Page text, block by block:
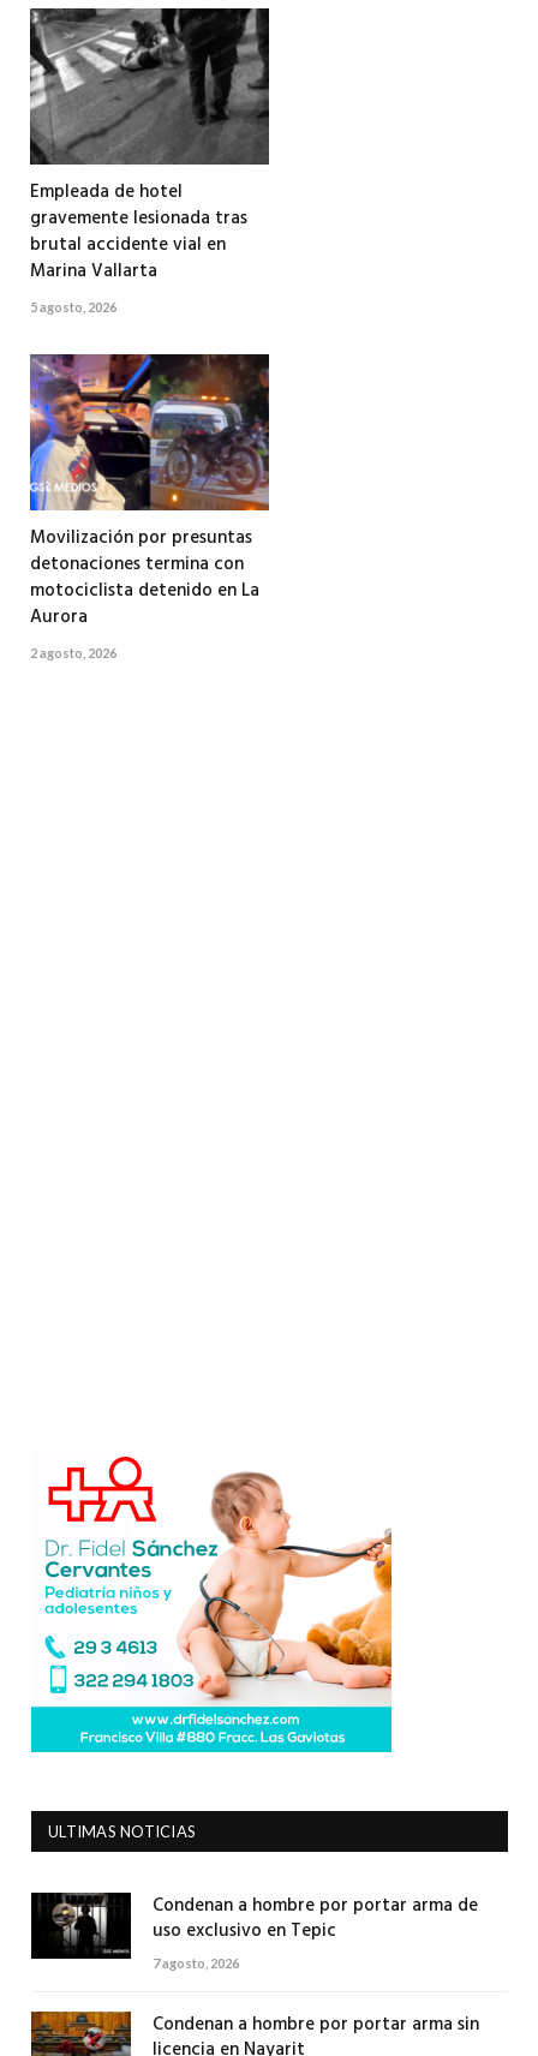
Empleada de hotel
gravemente lesionada tras
brutal accidente vial en
Marina Vallarta
5 agosto, 2026
Movilización por presuntas
detonaciones termina con
motociclista detenido en La
Aurora
2 agosto, 2026
ULTIMAS NOTICIAS
Condenan a hombre por portar arma de
uso exclusivo en Tepic
7 agosto, 2026
Condenan a hombre por portar arma sin
licencia en Nayarit